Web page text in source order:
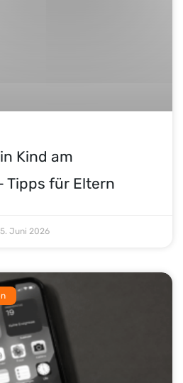
Kind am
Tipps für Eltern
Juni 2026